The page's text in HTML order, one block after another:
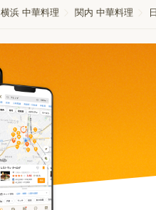
横浜 中華料理 関内 中華料理